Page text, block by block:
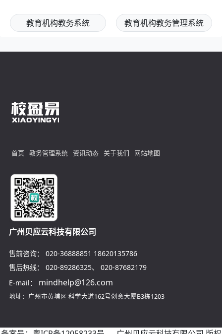
教育机构教务系统 教育机构教务管理系统
首页 教务管理系统 资讯动态 关于我们 网站地图
广州贝应云科技有限公司
售前咨询： 020-36888851 18620135786
售后热线：
020-89286325、 020-87682179
E-mail：
mindhelp@126.com
地址：广州市黄埔区 科学大道162号创意大厦B3栋1203